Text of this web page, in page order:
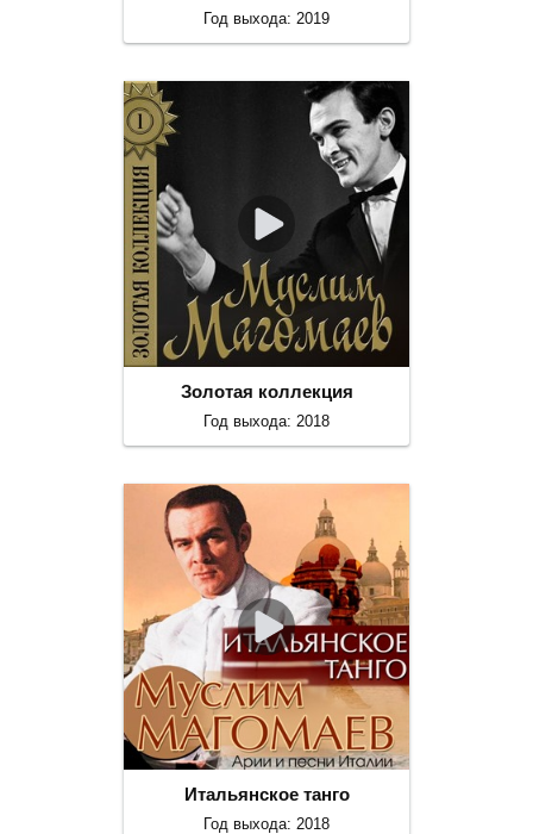
Год выхода: 2019
Золотая коллекция
Год выхода: 2018
Итальянское танго
Год выхода: 2018